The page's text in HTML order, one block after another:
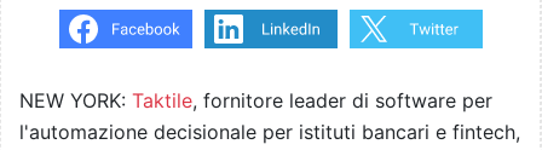
NEW YORK: Taktile, fornitore leader di software per
l'automazione decisionale per istituti bancari e fintech,